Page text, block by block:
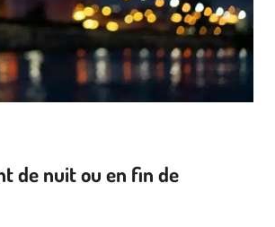
de nuit ou en fin de